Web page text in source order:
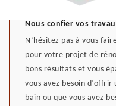
Nous confier vos
N’hésitez pas à vous
pour votre projet de
bons résultats et vous
vous avez besoin d’offrir
bain ou que vous avez